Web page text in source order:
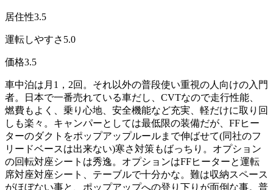
居住性3.5
運転しやすさ 5.0
価格3.5
車中泊は月1，2回。それ以外の普段使い重視の人向けの入門
者。日本で一番売れている車だし、CVTなので走行性能、
燃費もよく、乗り心地、安全機能など充実、軽だけに取り回
しも楽々。キャンパーとしては最低限の装備だが、FFヒー
ターのダクトをポップアップルールまで伸ばせて(同社のフ
リードベースは出来ない)寒さ対策もばっちり。オプション
の回転対座シートは秀逸。オプションはFFヒーターと運転
席対座対座シート、テーブルで十分かな。難は収納スペース
がほぼない事と、ポップアップへの登り下りが面倒な事。普